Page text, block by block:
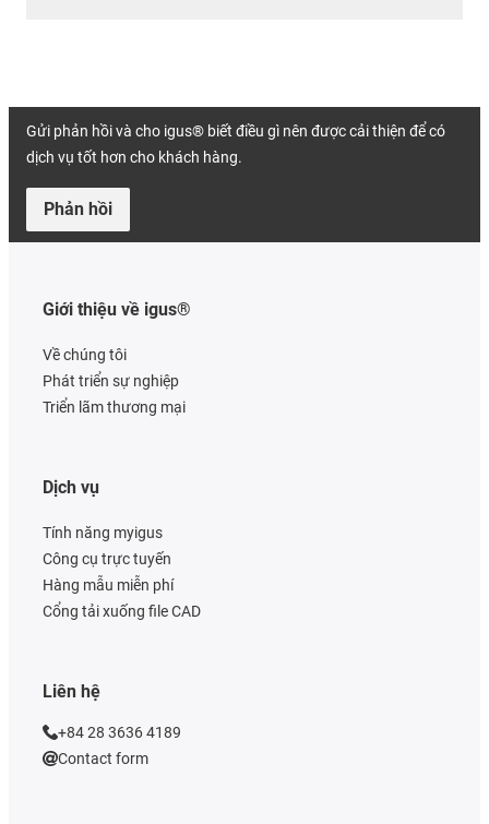
Gửi phản hồi và cho igus® biết điều gì nên được cải thiện để có
dịch vụ tốt hơn cho khách hàng.
Phản hồi
Giới thiệu về igus®
Về chúng tôi
Phát triển sự nghiệp
Triển lãm thương mại
Dịch vụ
Tính năng myigus
Công cụ trực tuyến
Hàng mẫu miễn phí
Cổng tải xuống file CAD
Liên hệ
+84 28 3636 4189
Contact form